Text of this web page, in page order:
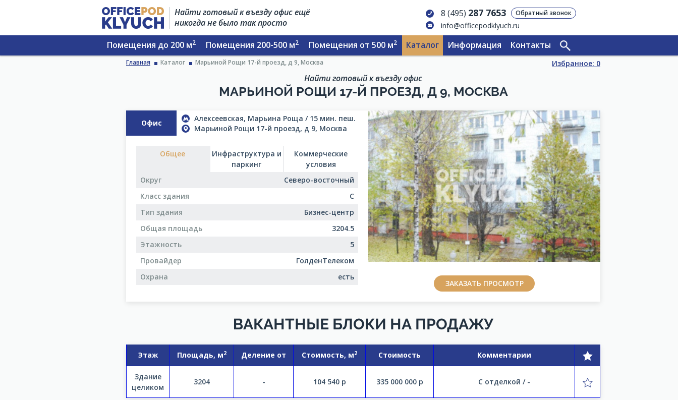
Найти готовый к въезду офис ещё
никогда не было так просто
8 (495) 287 7653 Обратный звонок
info@officepodklyuch.ru
Помещения до 200 м2 Помещения 200-500 м2 Помещения от 500 м2 Каталог Информация Контакты
Главная Каталог Марьиной Рощи 17-й проезд, д 9, Москва Избранное: 0
Найти готовый к въезду офис
МАРЬИНОЙ РОЩИ 17-Й ПРОЕЗД, Д 9, МОСКВА
Офис
Алексеевская, Марьина Роща / 15 мин. пеш.
Марьиной Рощи 17-й проезд, д 9, Москва
Общее
Инфраструктура и
паркинг
Коммерческие
условия
Округ
Северо-восточный
Класс здания
C
Тип здания
Бизнес-центр
Общая площадь
3204.5
Этажность
5
Провайдер
ГолденТелеком
Охрана
есть
ЗАКАЗАТЬ ПРОСМОТР
ВАКАНТНЫЕ БЛОКИ НА ПРОДАЖУ
Этаж Площадь, м2 Деление от Стоимость, м2 Стоимость Комментарии
Здание
целиком
3204 - 104 540р 335 000 000р С отделкой / -